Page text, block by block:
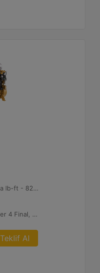
609 1.400 dev/dk.da lb-ft - 825 1.400 dev/dk.da Nm
U.S. EPA & CARB Tier 4 Final, EU Stage V
Teklif Al